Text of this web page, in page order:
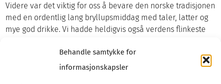
Behandle samtykke for
informasjonskapsler
Videre var det viktig for oss å bevare den norske tradisjonen
med en ordentlig lang bryllupsmiddag med taler, latter og
mye god drikke. Vi hadde heldigvis også verdens flinkeste
Vi avsluttet middagen med champagnetårn og kasting av